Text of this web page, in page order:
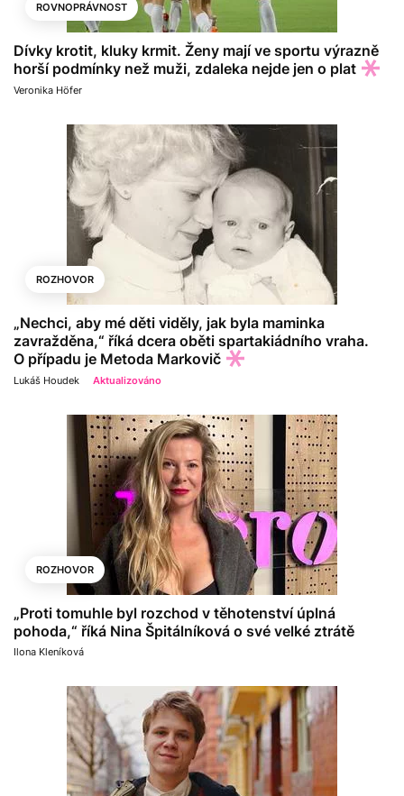
ROVNOPRÁVNOST
Dívky krotit, kluky krmit. Ženy mají ve sportu výrazně
horší podmínky než muži, zdaleka nejde jen o plat
Veronika Höfer
ROZHOVOR
„Nechci, aby mé děti viděly, jak byla maminka
zavražděna,“ říká dcera oběti spartakiádního vraha.
O případu je Metoda Markovič
Lukáš Houdek Aktualizováno
ROZHOVOR
„Proti tomuhle byl rozchod v těhotenství úplná
pohoda,“ říká Nina Špitálníková o své velké ztrátě
Ilona Kleníková